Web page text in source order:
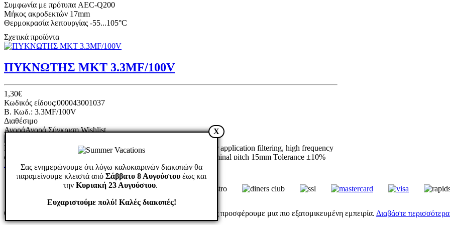
Συμφωνία με πρότυπα AEC-Q200
Μήκος ακροδεκτών 17mm
Θερμοκρασία λειτουργίας -55...105°C
Σχετικά προϊόντα
ΠΥΚΝΩΤΗΣ MKT 3.3MF/100V
1,30€
Κωδικός είδους:000043001037
B. Κωδ.: 3.3MF/100V
Διαθέσιμο
ΑγοράΑγορά Σύγκριση Wishlist
Manufacturer SR PASSIVES Type of capacitor polyester Capacitor application filtering, high frequency
circuits, impulse circuits, supression circuits Capacitance 2.2΅F Terminal pitch 15mm Tolerance ±10%
Body dimensions 17x9.7x16.2mm Operating
Πυκνωτής Πολυεστερικός 2.2μ F/100V ΜΚΤ
3,20€
Κωδικός είδους:000043001163
1 5
ΟΚ Στον διαδικτυακό μας τόπο χρησιμοποιούμε cookies για να σας προσφέρουμε μια πιο εξατομικευμένη εμπειρία. Διαβάστε
X
Σας ενημερώνουμε ότι λόγω καλοκαιρινών διακοπών θα
παραμείνουμε κλειστά από Σάββατο 8 Αυγούστου έως και
την Κυριακή 23 Αυγούστου.
Ευχαριστούμε πολύ! Καλές διακοπές!